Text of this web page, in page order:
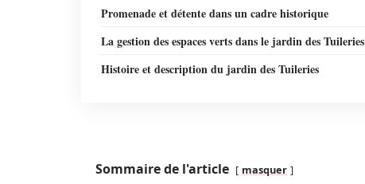
Promenade et détente dans un cadre historique
La gestion des espaces verts dans le jardin des Tuileries
Histoire et description du jardin des Tuileries
Sommaire de l'article masquer